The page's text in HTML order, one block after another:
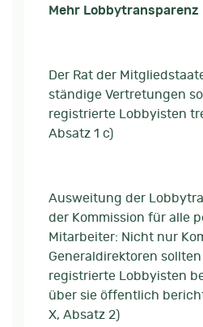
Mehr Lobbytransparenz
Der Rat der
ständige Vertretungen
registrierte Lobbyisten
Absatz 1 c)
Ausweitung der
der Kommission für alle
Mitarbeiter: Nicht nur
Generaldirektoren
registrierte Lobbyisten
über sie öffentlich
X, Absatz 2)